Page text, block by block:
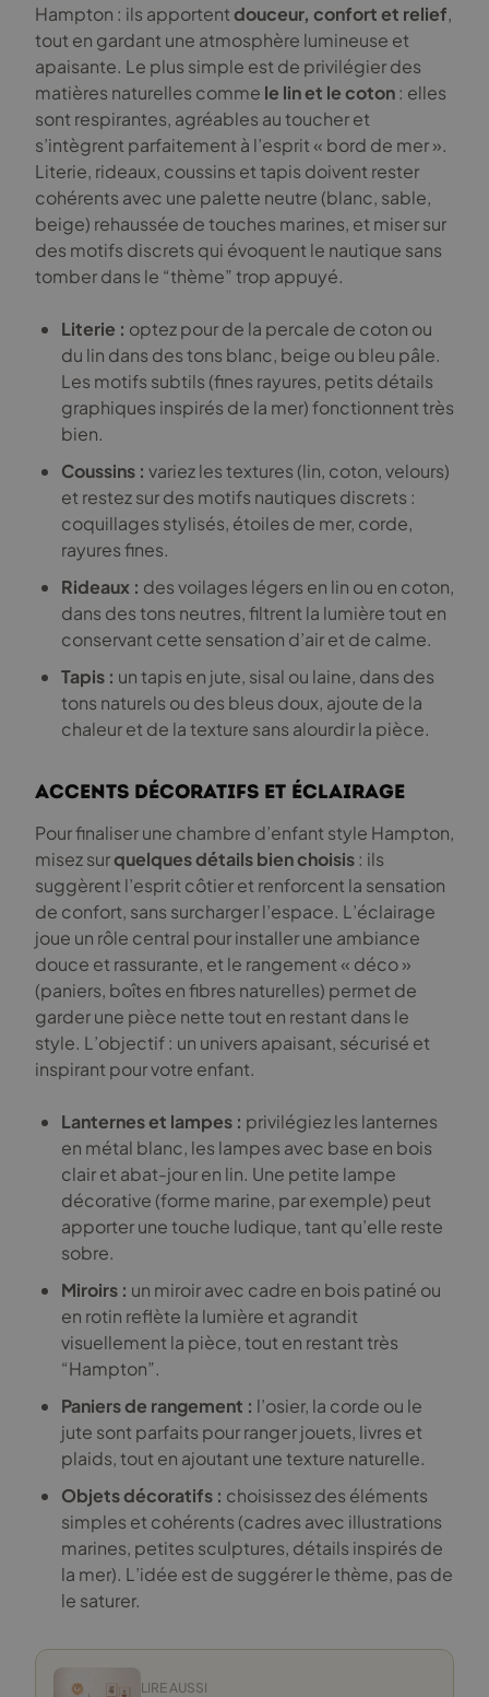
Hampton : ils apportentdouceur, confort et relief,
tout en gardant une atmosphère lumineuse et
apaisante. Le plus simple est de privilégier des
matières naturelles comme le lin et le coton: elles
sont respirantes, agréables au toucher et
s’intègrent parfaitement à l’esprit « bord de mer ».
Literie, rideaux, coussins et tapis doivent rester
cohérents avec une palette neutre (blanc, sable,
beige) rehaussée de touches marines, et miser sur
des motifs discrets qui évoquent le nautique sans
tomber dans le “thème” trop appuyé.
Literie : optez pour de la percale de coton ou
du lin dans des tons blanc, beige ou bleu pâle.
Les motifs subtils (fines rayures, petits détails
graphiques inspirés de la mer) fonctionnent très
bien.
Coussins : variez les textures (lin, coton, velours)
et restez sur des motifs nautiques discrets :
coquillages stylisés, étoiles de mer, corde,
rayures fines.
Rideaux : des voilages légers en lin ou en coton,
dans des tons neutres, filtrent la lumière tout en
conservant cette sensation d’air et de calme.
Tapis : un tapis en jute, sisal ou laine, dans des
tons naturels ou des bleus doux, ajoute de la
chaleur et de la texture sans alourdir la pièce.
Accents décoratifs et éclairage
Pour finaliser une chambre d’enfant style Hampton,
misez surquelques détails bien choisis: ils
suggèrent l’esprit côtier et renforcent la sensation
de confort, sans surcharger l’espace. L’éclairage
joue un rôle central pour installer une ambiance
douce et rassurante, et le rangement « déco »
(paniers, boîtes en fibres naturelles) permet de
garder une pièce nette tout en restant dans le
style. L’objectif : un univers apaisant, sécurisé et
inspirant pour votre enfant.
Lanternes et lampes : privilégiez les lanternes
en métal blanc, les lampes avec base en bois
clair et abat-jour en lin. Une petite lampe
décorative (forme marine, par exemple) peut
apporter une touche ludique, tant qu’elle reste
sobre.
Miroirs : un miroir avec cadre en bois patiné ou
en rotin reflète la lumière et agrandit
visuellement la pièce, tout en restant très
“Hampton”.
Paniers de rangement : l’osier, la corde ou le
jute sont parfaits pour ranger jouets, livres et
plaids, tout en ajoutant une texture naturelle.
Objets décoratifs : choisissez des éléments
simples et cohérents (cadres avec illustrations
marines, petites sculptures, détails inspirés de
la mer). L’idée est de suggérer le thème, pas de
le saturer.
LIRE AUSSI